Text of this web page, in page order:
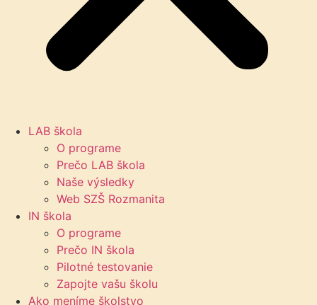
LAB škola
O programe
Prečo LAB škola
Naše výsledky
Web SZŠ Rozmanita
IN škola
O programe
Prečo IN škola
Pilotné testovanie
Zapojte vašu školu
Ako meníme školstvo